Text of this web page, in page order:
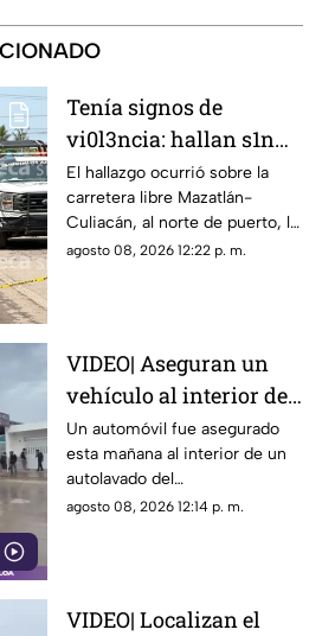
Tenía signos de
vi0l3ncia: hallan s1n
v1da a un hombre en El
Venadillo, en Mazatlán
El hallazgo ocurrió sobre la
carretera libre Mazatlán-
Culiacán, al norte de puerto, la
mañana de este sábado
agosto 08, 2026 12:22 p. m.
VIDEO| Aseguran un
vehículo al interior de
un autolavado en el
fraccionamiento
Portalegre, en Culiacán
Un automóvil fue asegurado
esta mañana al interior de un
autolavado del
fraccionamiento Portalegre de
agosto 08, 2026 12:14 p. m.
VIDEO| Localizan el